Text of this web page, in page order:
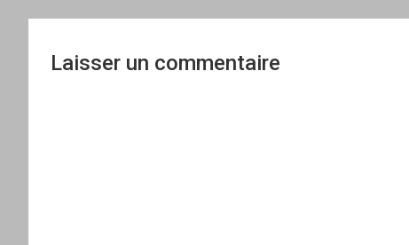
l’article
Laisser un commentaire